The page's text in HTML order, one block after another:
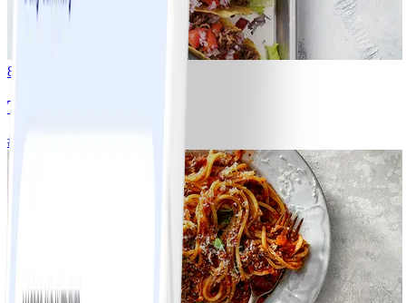
8
Tacos
#